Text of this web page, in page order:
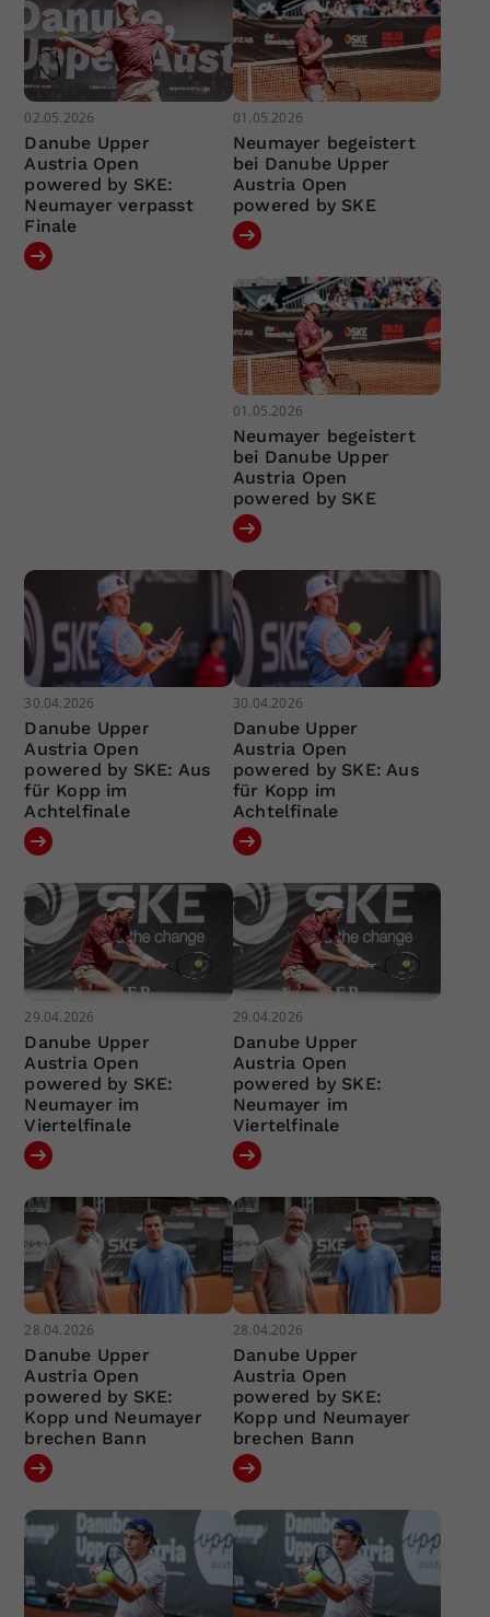
02.05.2026
Danube Upper
Austria Open
powered by SKE:
Neumayer verpasst
Finale
01.05.2026
Neumayer begeistert
bei Danube Upper
Austria Open
powered by SKE
01.05.2026
Neumayer begeistert
bei Danube Upper
Austria Open
powered by SKE
30.04.2026
Danube Upper
Austria Open
powered by SKE: Aus
für Kopp im
Achtelfinale
30.04.2026
Danube Upper
Austria Open
powered by SKE: Aus
für Kopp im
Achtelfinale
29.04.2026
Danube Upper
Austria Open
powered by SKE:
Neumayer im
Viertelfinale
29.04.2026
Danube Upper
Austria Open
powered by SKE:
Neumayer im
Viertelfinale
28.04.2026
Danube Upper
Austria Open
powered by SKE:
Kopp und Neumayer
brechen Bann
28.04.2026
Danube Upper
Austria Open
powered by SKE:
Kopp und Neumayer
brechen Bann